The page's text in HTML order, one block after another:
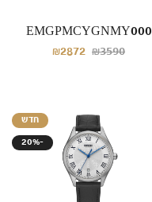
EMGPMCYGNMY000
₪2872 ₪3590
חדש
20%-